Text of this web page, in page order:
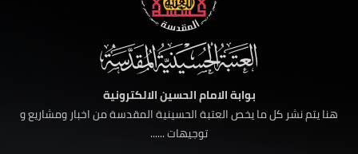
بوابة الامام الحسين الالكترونية
هنا يتم نشر كل ما يخص العتبة الحسينية المقدسة من اخبار ومشاريع و
توجيهات ......